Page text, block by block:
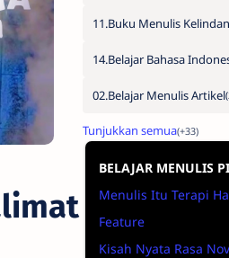
14.Belajar Bahasa
02.Belajar Menulis Artikel
BELAJAR MENULIS
Menulis Itu Terapi
Feature
Kisah Nyata Rasa